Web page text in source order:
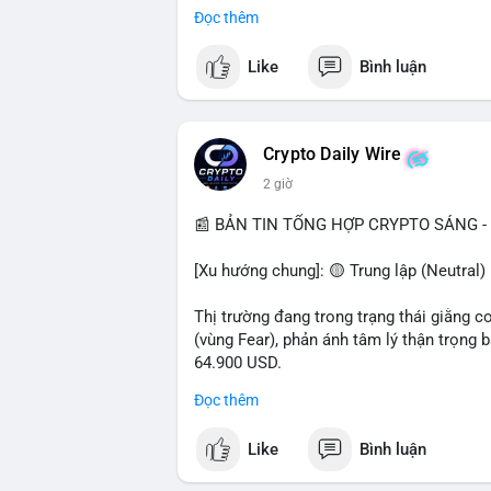
- Pháp lý: CEO Coinbase thúc đẩy
#binancesquare #cryptonews
$btc $eth $sol $xrp
#vlikevn #titanbot
📰 Nguồn: Decrypt
Đọc thêm
Like Bình luận
Crypto Daily Wire
2 giờ
📰 BẢN TIN TỔNG HỢP CRYPTO SÁNG
[Xu hướng chung]: 🟡 Trung lập
Thị trường đang trong trạng thái giằng
(vùng Fear), phản ánh tâm lý thận trọng
64.900 USD.
- Thị trường & Giá cả: Hoạt động cá voi
BTC (5,89 triệu USD) và 89,97 BTC
cấu danh mục. Tuy nhiên, funding rate
Đọc thêm
Like Bình luận